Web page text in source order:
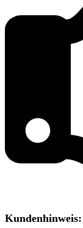
Kundenhinweis: